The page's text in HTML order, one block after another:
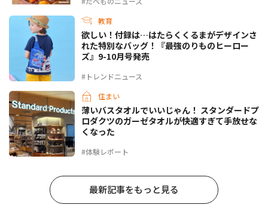
教育
#トレンドニュース
欲しい！付録は…はたらくくるまがデザインさ
れた特別なバッグ！『最強のりものヒーロー
ズ』9-10月号発売
住まい
#体験レポート
薄いバスタオルでいいじゃん！ スタンダードプ
ロダクツのガーゼタオルが快適すぎて手放せな
くなった
最新記事をもっと見る